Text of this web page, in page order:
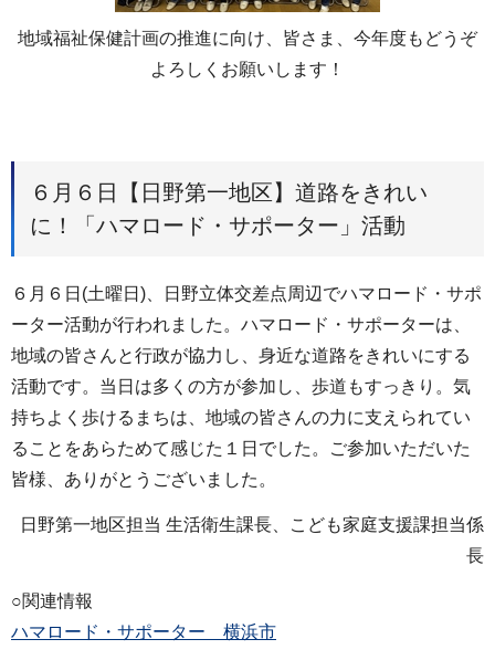
地域福祉保健計画の推進に向け、皆さま、今年度もどうぞ
よろしくお願いします！
６月６日【日野第一地区】道路をきれい
に！「ハマロード・サポーター」活動
６月６日(土曜日)、日野立体交差点周辺でハマロード・サポ
ーター活動が行われました。ハマロード・サポーターは、
地域の皆さんと行政が協力し、身近な道路をきれいにする
活動です。当日は多くの方が参加し、歩道もすっきり。気
持ちよく歩けるまちは、地域の皆さんの力に支えられてい
ることをあらためて感じた１日でした。ご参加いただいた
皆様、ありがとうございました。
日野第一地区担当 生活衛生課長、こども家庭支援課担当係
長
○関連情報
ハマロード・サポーター 横浜市